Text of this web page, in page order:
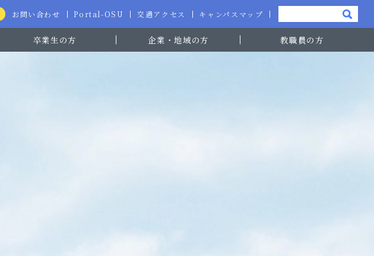
お問い合わせ Portal-OSU 交通アクセス キャンパスマップ
卒業生の方 企業・地域の方 教職員の方